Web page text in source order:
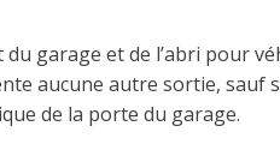
du garage et de l’abri pour
aucune autre sortie, sauf
de la porte du garage.